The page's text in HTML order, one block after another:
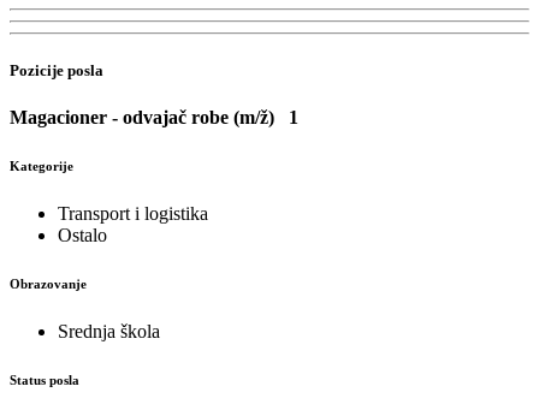
Pozicije posla
Magacioner - odvajač robe (m/ž) 1
Kategorije
Transport i logistika
Ostalo
Obrazovanje
Srednja škola
Status posla